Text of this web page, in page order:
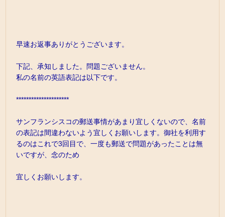
早速お返事ありがとうございます。
下記、承知しました。問題ございません。
私の名前の英語表記は以下です。
*********************
サンフランシスコの郵送事情があまり宜しくないので、名前
の表記は間違わないよう宜しくお願いします。御社を利用す
るのはこれで3回目で、一度も郵送で問題があったことは無
いですが、念のため
宜しくお願いします。